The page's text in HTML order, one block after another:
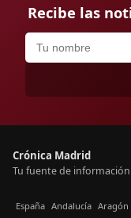
Recibe las
Crónica Madrid
Tu fuente de
España Andalucía Aragón